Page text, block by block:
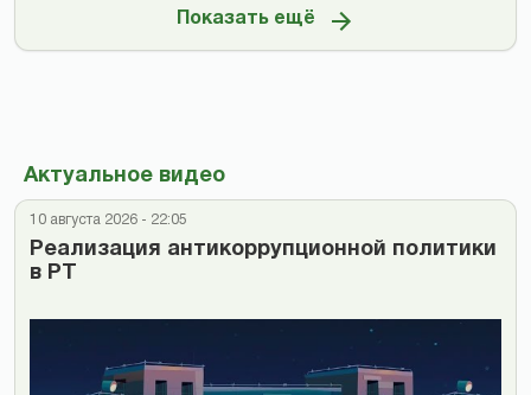
Показать ещё
Актуальное видео
10 августа 2026 - 22:05
Реализация антикоррупционной политики
в РТ